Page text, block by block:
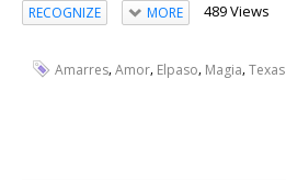
RECOGNIZE MORE 489 Views
Amarres,Amor, Elpaso, Magia,Texas